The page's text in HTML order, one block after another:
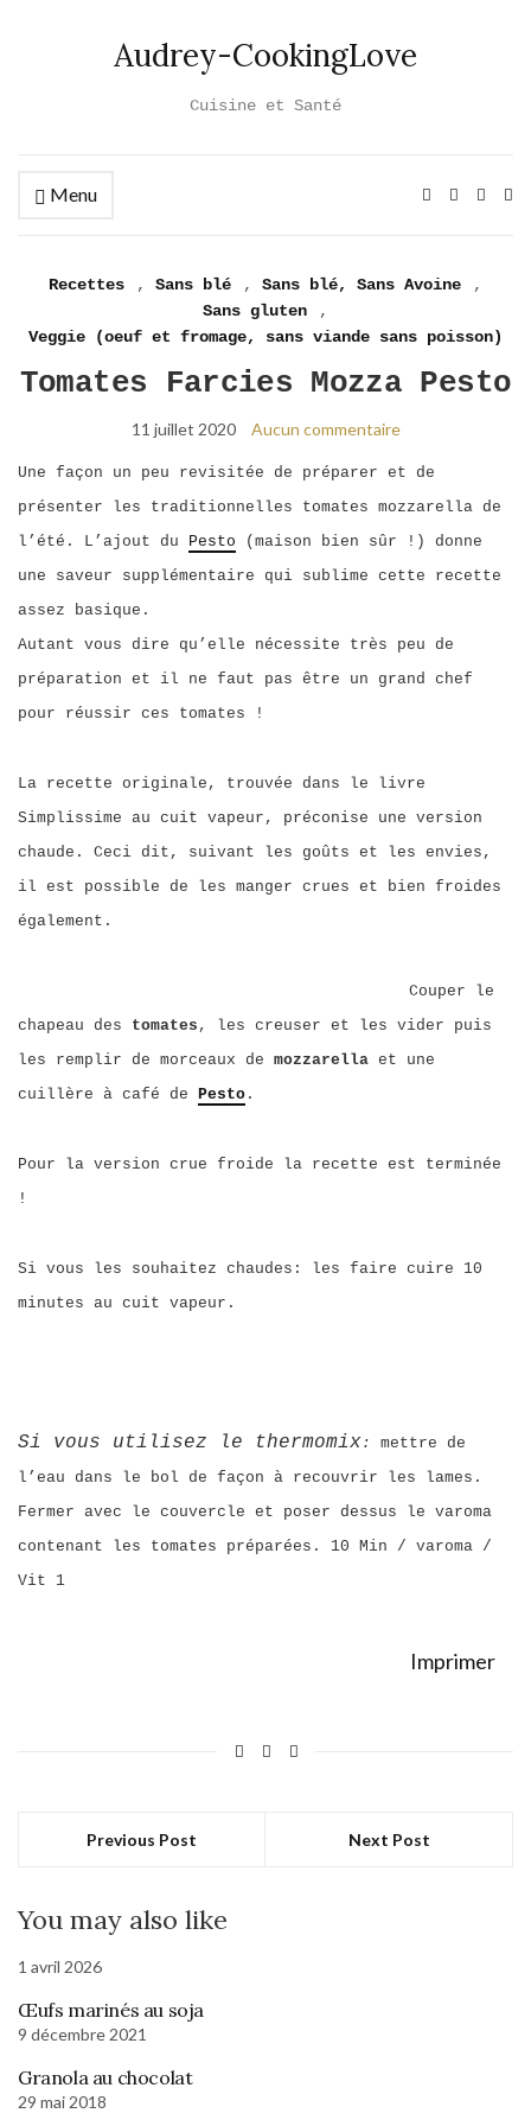
Audrey-CookingLove
Cuisine et Santé
Menu
Recettes , Sans blé , Sans blé, Sans Avoine
,
Sans gluten
,
Veggie (oeuf et fromage, sans viande sans poisson)
Tomates Farcies Mozza Pesto
11 juillet 2020 Aucun commentaire
Une façon un peu revisitée de préparer et de
présenter les traditionnelles tomates mozzarella de
l’été. L’ajout du Pesto (maison bien sûr !) donne
une saveur supplémentaire qui sublime cette recette
assez basique.
Autant vous dire qu’elle nécessite très peu de
préparation et il ne faut pas être un grand chef
pour réussir ces tomates !
La recette originale, trouvée dans le livre
Simplissime au cuit vapeur, préconise une version
chaude. Ceci dit, suivant les goûts et les envies,
il est possible de les manger crues et bien froides
également.
Couper le
chapeau des tomates , les creuser et les vider puis
les remplir de morceaux de mozzarella et une
cuillère à café de Pesto .
Pour la version crue froide la recette est terminée
!
Si vous les souhaitez chaudes: les faire cuire 10
minutes au cuit vapeur.
Si vous utilisez le thermomix: mettre de
l’eau dans le bol de façon à recouvrir les lames.
Fermer avec le couvercle et poser dessus le varoma
contenant les tomates préparées. 10 Min / varoma /
Vit 1
Imprimer
Previous Post Next Post
You may also like
1 avril 2026
Œufs marinés au soja
9 décembre 2021
Granola au chocolat
29 mai 2018